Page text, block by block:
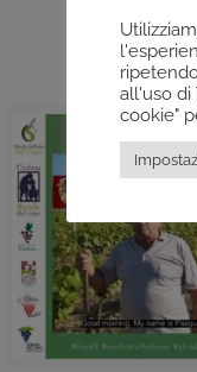
all'uso di
cookie"